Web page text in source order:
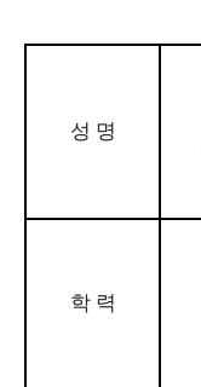
성 명
학 력